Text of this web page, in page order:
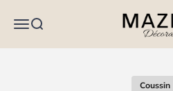
MenuRecherche
MAZIR
Coussin